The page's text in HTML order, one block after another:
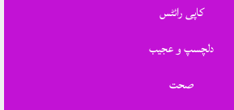
کاپی رائٹس
دلچسپ و عجیب
صحت